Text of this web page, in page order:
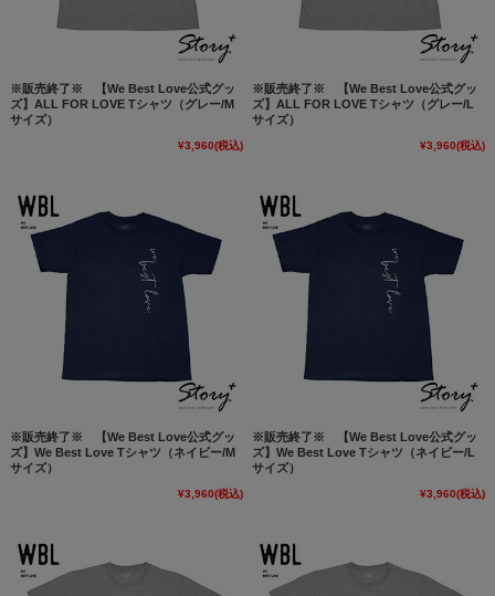
※販売終了※ 【We Best Love公式グッ
ズ】ALL FOR LOVE Tシャツ（グレー/M
サイズ）
¥3,960(税込)
※販売終了※ 【We Best Love公式グッ
ズ】ALL FOR LOVE Tシャツ（グレー/L
サイズ）
¥3,960(税込)
※販売終了※ 【We Best Love公式グッ
ズ】We Best Love Tシャツ（ネイビー/M
サイズ）
¥3,960(税込)
※販売終了※ 【We Best Love公式グッ
ズ】We Best Love Tシャツ（ネイビー/L
サイズ）
¥3,960(税込)